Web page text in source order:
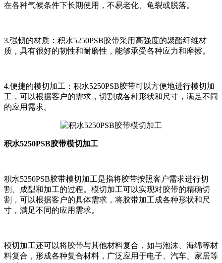
在各种气候条件下长期使用，不易老化、龟裂或脱落。
3.强韧的材质：积水5250PSB胶带采用高强度的聚酯纤维材
质，具有很好的韧性和耐磨性，能够承受各种应力和摩擦。
4.便捷的模切加工：积水5250PSB胶带可以方便地进行模切加
工，可以根据客户的需求，切割成各种形状和尺寸，满足不同
的应用需求。
积水5250PSB胶带模切加工
积水5250PSB胶带模切加工是指将胶带按照客户需求进行切
割、成型和加工的过程。模切加工可以实现对胶带的精确切
割，可以根据客户的具体需求，将胶带加工成各种形状和尺
寸，满足不同的应用需求。
模切加工还可以将胶带与其他材料复合，如与泡沫、海绵等材
料复合，形成各种复合材料，广泛应用于电子、汽车、家居等